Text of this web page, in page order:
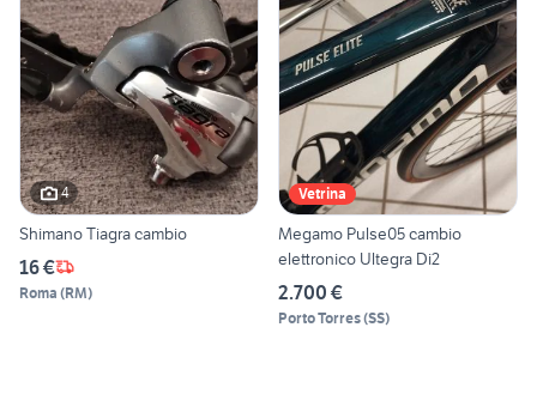
4
Shimano Tiagra cambio
16 €
Roma (RM)
Vetrina
Megamo Pulse05 cambio
elettronico Ultegra Di2
2.700 €
Porto Torres(SS)